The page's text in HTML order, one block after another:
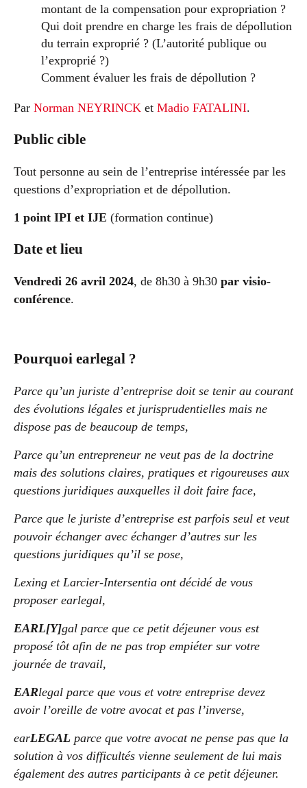
montant de la compensation pour expropriation ?
Qui doit prendre en charge les frais de dépollution
du terrain exproprié ? (L’autorité publique ou
l’exproprié ?)
Comment évaluer les frais de dépollution ?
Par Norman NEYRINCK et Madio FATALINI.
Public cible
Tout personne au sein de l’entreprise intéressée par les
questions d’expropriation et de dépollution.
1 point IPI et IJE (formation continue)
Date et lieu
Vendredi 26 avril 2024, de 8h30 à 9h30 par visio-
conférence.
Pourquoi earlegal ?
Parce qu’un juriste d’entreprise doit se tenir au courant
des évolutions légales et jurisprudentielles mais ne
dispose pas de beaucoup de temps,
Parce qu’un entrepreneur ne veut pas de la doctrine
mais des solutions claires, pratiques et rigoureuses aux
questions juridiques auxquelles il doit faire face,
Parce que le juriste d’entreprise est parfois seul et veut
pouvoir échanger avec échanger d’autres sur les
questions juridiques qu’il se pose,
Lexing et Larcier-Intersentia ont décidé de vous
proposer earlegal,
EARL[Y]gal parce que ce petit déjeuner vous est
proposé tôt afin de ne pas trop empiéter sur votre
journée de travail,
EARlegal parce que vous et votre entreprise devez
avoir l’oreille de votre avocat et pas l’inverse,
earLEGAL parce que votre avocat ne pense pas que la
solution à vos difficultés vienne seulement de lui mais
également des autres participants à ce petit déjeuner.